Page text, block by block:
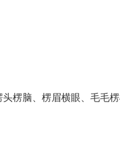
楞脑、楞眉横眼、毛毛